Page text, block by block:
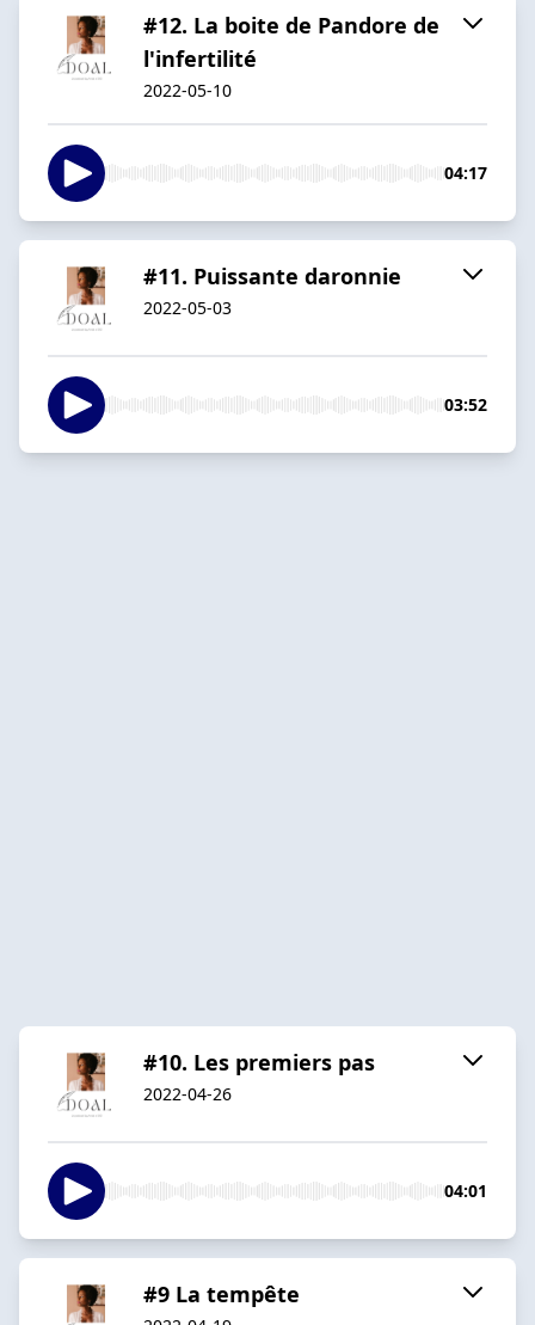
#12. La boite de Pandore de
l'infertilité
2022-05-10
04:17
#11. Puissante daronnie
2022-05-03
03:52
#10. Les premiers pas
2022-04-26
04:01
#9 La tempête